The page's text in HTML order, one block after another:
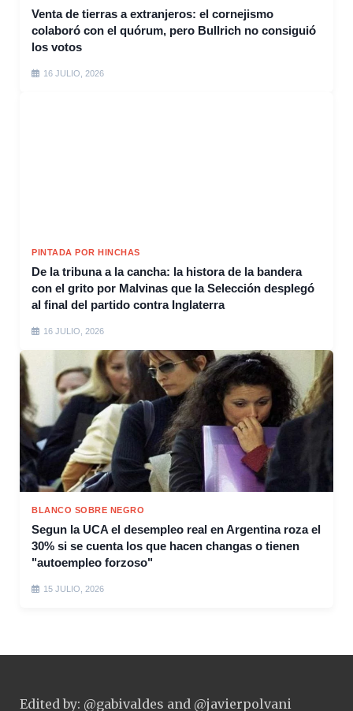
Venta de tierras a extranjeros: el cornejismo
colaboró con el quórum, pero Bullrich no consiguió
los votos
16 JULIO, 2026
PINTADA POR HINCHAS
De la tribuna a la cancha: la histora de la bandera
con el grito por Malvinas que la Selección desplegó
al final del partido contra Inglaterra
16 JULIO, 2026
BLANCO SOBRE NEGRO
Segun la UCA el desempleo real en Argentina roza el
30% si se cuenta los que hacen changas o tienen
"autoempleo forzoso"
15 JULIO, 2026
Edited by: @gabivaldes and @javierpolvani